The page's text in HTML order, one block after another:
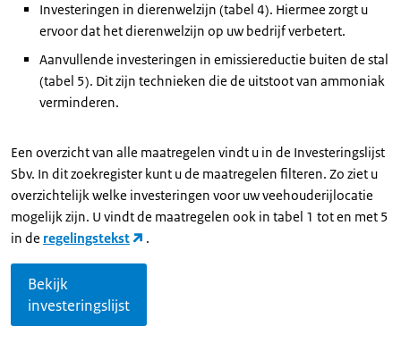
Investeringen in dierenwelzijn (tabel 4). Hiermee zorgt u
ervoor dat het dierenwelzijn op uw bedrijf verbetert.
Aanvullende investeringen in emissiereductie buiten de stal
(tabel 5). Dit zijn technieken die de uitstoot van ammoniak
verminderen.
Een overzicht van alle maatregelen vindt u in de Investeringslijst
Sbv. In dit zoekregister kunt u de maatregelen filteren. Zo ziet u
overzichtelijk welke investeringen voor uw veehouderijlocatie
mogelijk zijn. U vindt de maatregelen ook in tabel 1 tot en met 5
in de regelingstekst .
Bekijk
investeringslijst